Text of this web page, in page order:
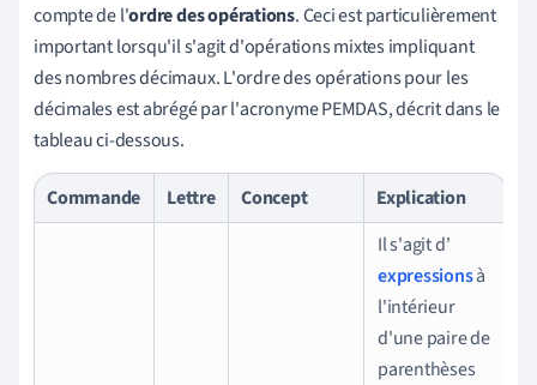
compte de l'ordre des opérations. Ceci est particulièrement
important lorsqu'il s'agit d'opérations mixtes impliquant
des nombres décimaux. L'ordre des opérations pour les
décimales est abrégé par l'acronyme PEMDAS, décrit dans le
tableau ci-dessous.
Commande Lettre Concept Explication
Il s'agit d'
expressionsà
l'intérieur
d'une paire de
parenthèses